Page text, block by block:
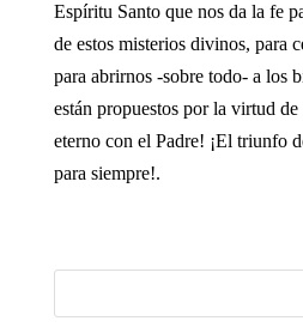
Espíritu Santo que nos da la fe
de estos misterios divinos, para
para abrirnos -sobre todo- a los
están propuestos por la virtud de
eterno con el Padre! ¡El triunfo
para siempre!.